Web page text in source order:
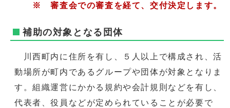
※ 審査会での審査を経て、交付決定します。
補助の対象となる団体
川西町内に住所を有し、５人以上で構成され、活
動場所が町内であるグループや団体が対象となりま
す。組織運営にかかる規約や会計規則などを有し、
代表者、役員などが定められていることが必要で